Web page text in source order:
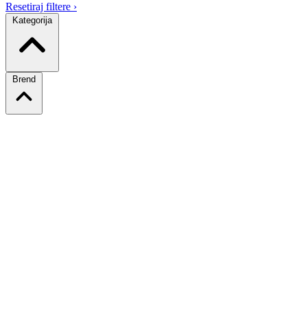
Resetiraj filtere ›
Kategorija
Brend